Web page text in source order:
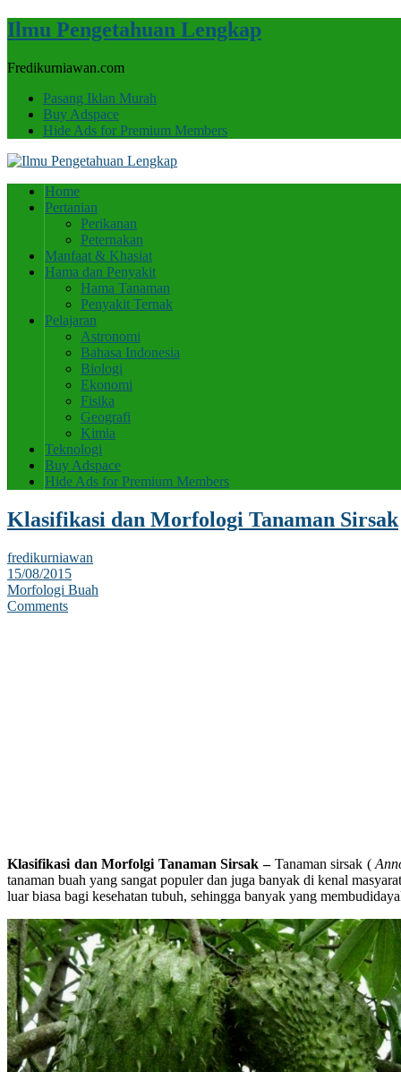
Ilmu Pengetahuan Lengkap
Fredikurniawan.com
Pasang Iklan Murah
Buy Adspace
Hide Ads for Premium Members
Home
Pertanian
Perikanan
Peternakan
Manfaat & Khasiat
Hama dan Penyakit
Hama Tanaman
Penyakit Ternak
Pelajaran
Astronomi
Bahasa Indonesia
Biologi
Ekonomi
Fisika
Geografi
Kimia
Teknologi
Buy Adspace
Hide Ads for Premium Members
Klasifikasi dan Morfologi Tanaman Sirsak
fredikurniawan
15/08/2015
Morfologi Buah
Comments
Klasifikasi dan Morfolgi Tanaman Sirsak – Tanaman sirsak (
tanaman buah yang sangat populer dan juga banyak di kenal
luar biasa bagi kesehatan tubuh, sehingga banyak yang